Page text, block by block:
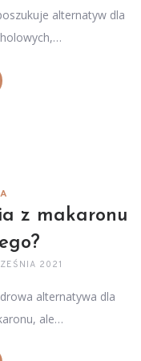
alternatyw dla
z makaronu
2021
alternatywa dla
ale…